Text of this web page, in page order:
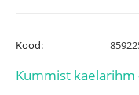
Kood:
Kummist